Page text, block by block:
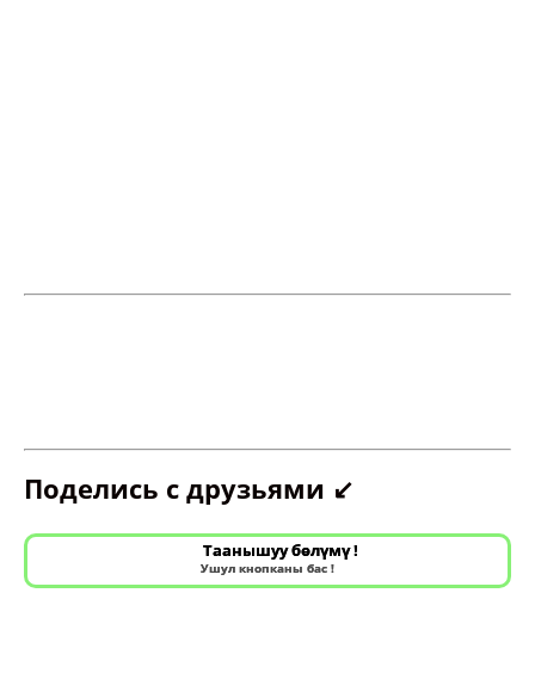
Поделись с друзьями ↙️
Таанышуу бөлүмү !
Ушул кнопканы бас !